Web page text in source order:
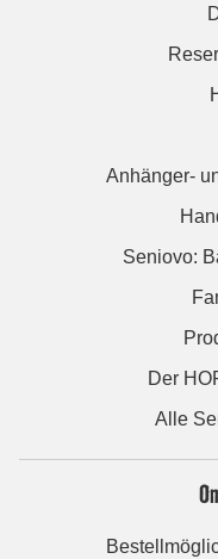
Anhänger-
Seniovo:
Der
Alle